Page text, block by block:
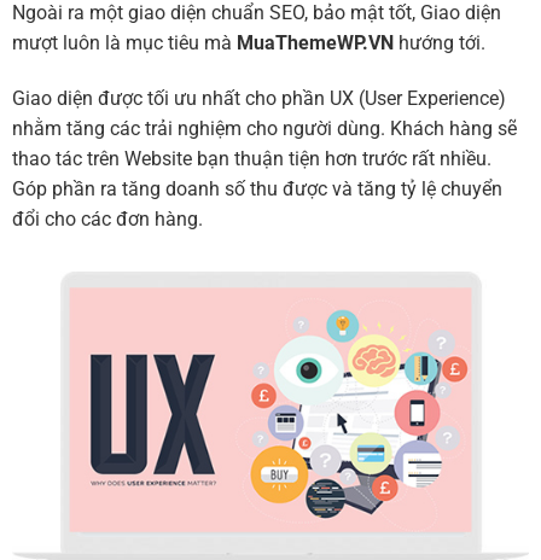
Ngoài ra một giao diện chuẩn SEO, bảo mật tốt, Giao diện
mượt luôn là mục tiêu mà MuaThemeWP.VN hướng tới.
Giao diện được tối ưu nhất cho phần UX (User Experience)
nhằm tăng các trải nghiệm cho người dùng. Khách hàng sẽ
thao tác trên Website bạn thuận tiện hơn trước rất nhiều.
Góp phần ra tăng doanh số thu được và tăng tỷ lệ chuyển
đổi cho các đơn hàng.